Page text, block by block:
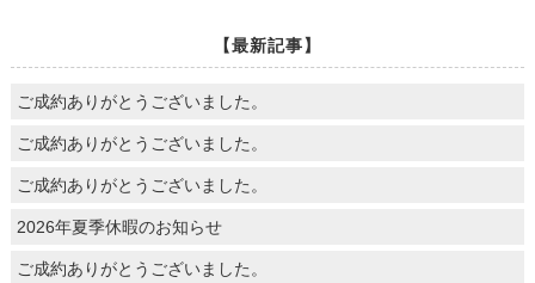
【最新記事】
ご成約ありがとうございました。
ご成約ありがとうございました。
ご成約ありがとうございました。
2026年夏季休暇のお知らせ
ご成約ありがとうございました。